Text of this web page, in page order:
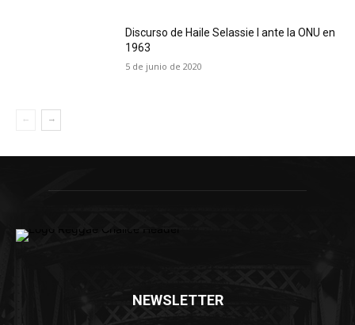
Discurso de Haile Selassie I ante la ONU en
1963
5 de junio de 2020
NEWSLETTER